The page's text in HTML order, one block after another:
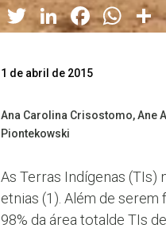
Twitter
LinkedIn
1 de abril de 2015
Ana Carolina Crisostomo, Ane
Piontekowski
As Terras Indígenas (TIs)
etnias (1). Além de
98% da área totalde TIs